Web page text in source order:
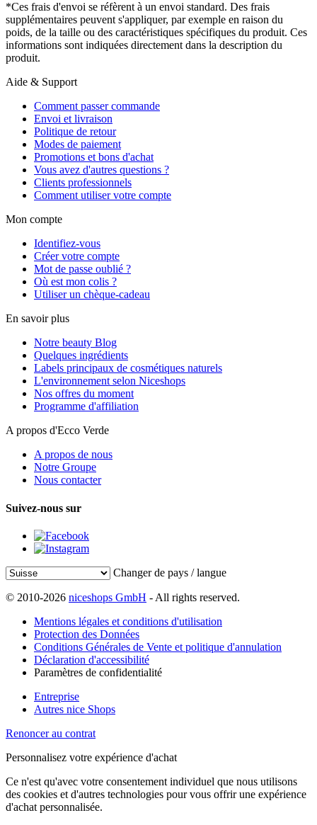
*Ces frais d'envoi se réfèrent à un envoi standard. Des frais
supplémentaires peuvent s'appliquer, par exemple en raison du
poids, de la taille ou des caractéristiques spécifiques du produit. Ces
informations sont indiquées directement dans la description du
produit.
Aide & Support
Comment passer commande
Envoi et livraison
Politique de retour
Modes de paiement
Promotions et bons d'achat
Vous avez d'autres questions ?
Clients professionnels
Comment utiliser votre compte
Mon compte
Identifiez-vous
Créer votre compte
Mot de passe oublié ?
Où est mon colis ?
Utiliser un chèque-cadeau
En savoir plus
Notre beauty Blog
Quelques ingrédients
Labels principaux de cosmétiques naturels
L'environnement selon Niceshops
Nos offres du moment
Programme d'affiliation
A propos d'Ecco Verde
A propos de nous
Notre Groupe
Nous contacter
Suivez-nous sur
Changer de pays / langue
© 2010-2026 niceshops GmbH - All rights reserved.
Mentions légales et conditions d'utilisation
Protection des Données
Conditions Générales de Vente et politique d'annulation
Déclaration d'accessibilité
Paramètres de confidentialité
Entreprise
Autres nice Shops
Renoncer au contrat
Personnalisez votre expérience d'achat
Ce n'est qu'avec votre consentement individuel que nous utilisons
des cookies et d'autres technologies pour vous offrir une expérience
d'achat personnalisée.